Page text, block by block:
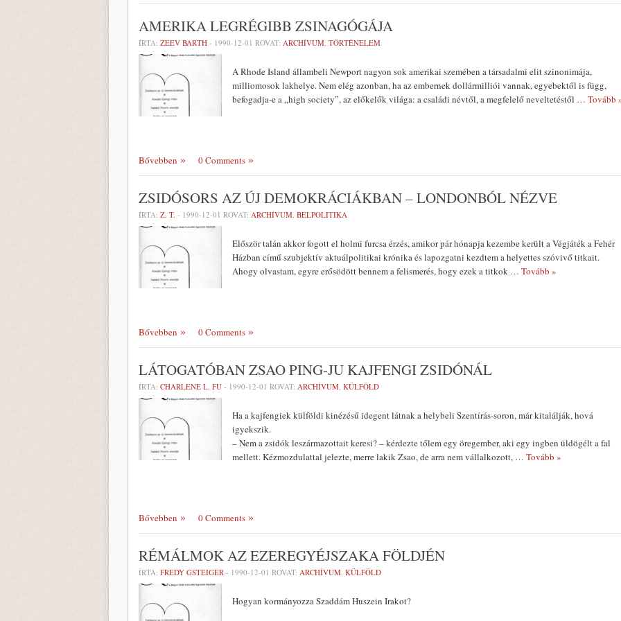
AMERIKA LEGRÉGIBB ZSINAGÓGÁJA
ÍRTA: ZEEV BARTH - 1990-12-01 ROVAT: ARCHÍVUM, TÖRTÉNELEM
A Rhode Island állambeli New­port nagyon sok amerikai szemében a társadalmi elit szinonimája,
milliomosok lakhelye. Nem elég azon­ban, ha az embernek dollármilliói vannak, egyebektől is függ,
befogadja-e a „high society”, az előkelők világa: a családi névtől, a megfele­lő neveltetéstől … Tovább
Bővebben 0 Comments
ZSIDÓSORS AZ ÚJ DEMOKRÁCIÁKBAN – LONDONBÓL NÉZVE
ÍRTA: Z. T. - 1990-12-01 ROVAT: ARCHÍVUM, BELPOLITIKA
Először talán akkor fogott el hol­mi furcsa érzés, amikor pár hónapja kezembe került a Végjáték a Fehér
Házban című szubjektív aktuálpolitikai krónika és lapozgatni kezdtem a helyettes szóvivő titkait.
Ahogy ol­vastam, egyre erősödött bennem a felismerés, hogy ezek a titkok … Tovább »
Bővebben 0 Comments
LÁTOGATÓBAN ZSAO PING-JU KAJFENGI ZSIDÓNÁL
ÍRTA: CHARLENE L. FU - 1990-12-01 ROVAT: ARCHÍVUM, KÜLFÖLD
Ha a kajfengiek külföldi kinézé­sű idegent látnak a helybeli Szentírás-soron, már kitalálják, hová
igyekszik.
– Nem a zsidók leszármazottait keresi? – kérdezte tőlem egy öreg­ember, aki egy ingben üldögélt a fal
mellett. Kézmozdulattal jelezte, merre lakik Zsao, de arra nem vál­lalkozott, … Tovább »
Bővebben 0 Comments
RÉMÁLMOK AZ EZEREGYÉJSZAKA FÖLDJÉN
ÍRTA: FREDY GSTEIGER - 1990-12-01 ROVAT: ARCHÍVUM, KÜLFÖLD
Hogyan kormányozza Szaddám Huszein Irakot?